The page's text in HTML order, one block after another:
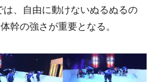
は、自由に動けないぬるぬるの
幹の強さが重要となる。